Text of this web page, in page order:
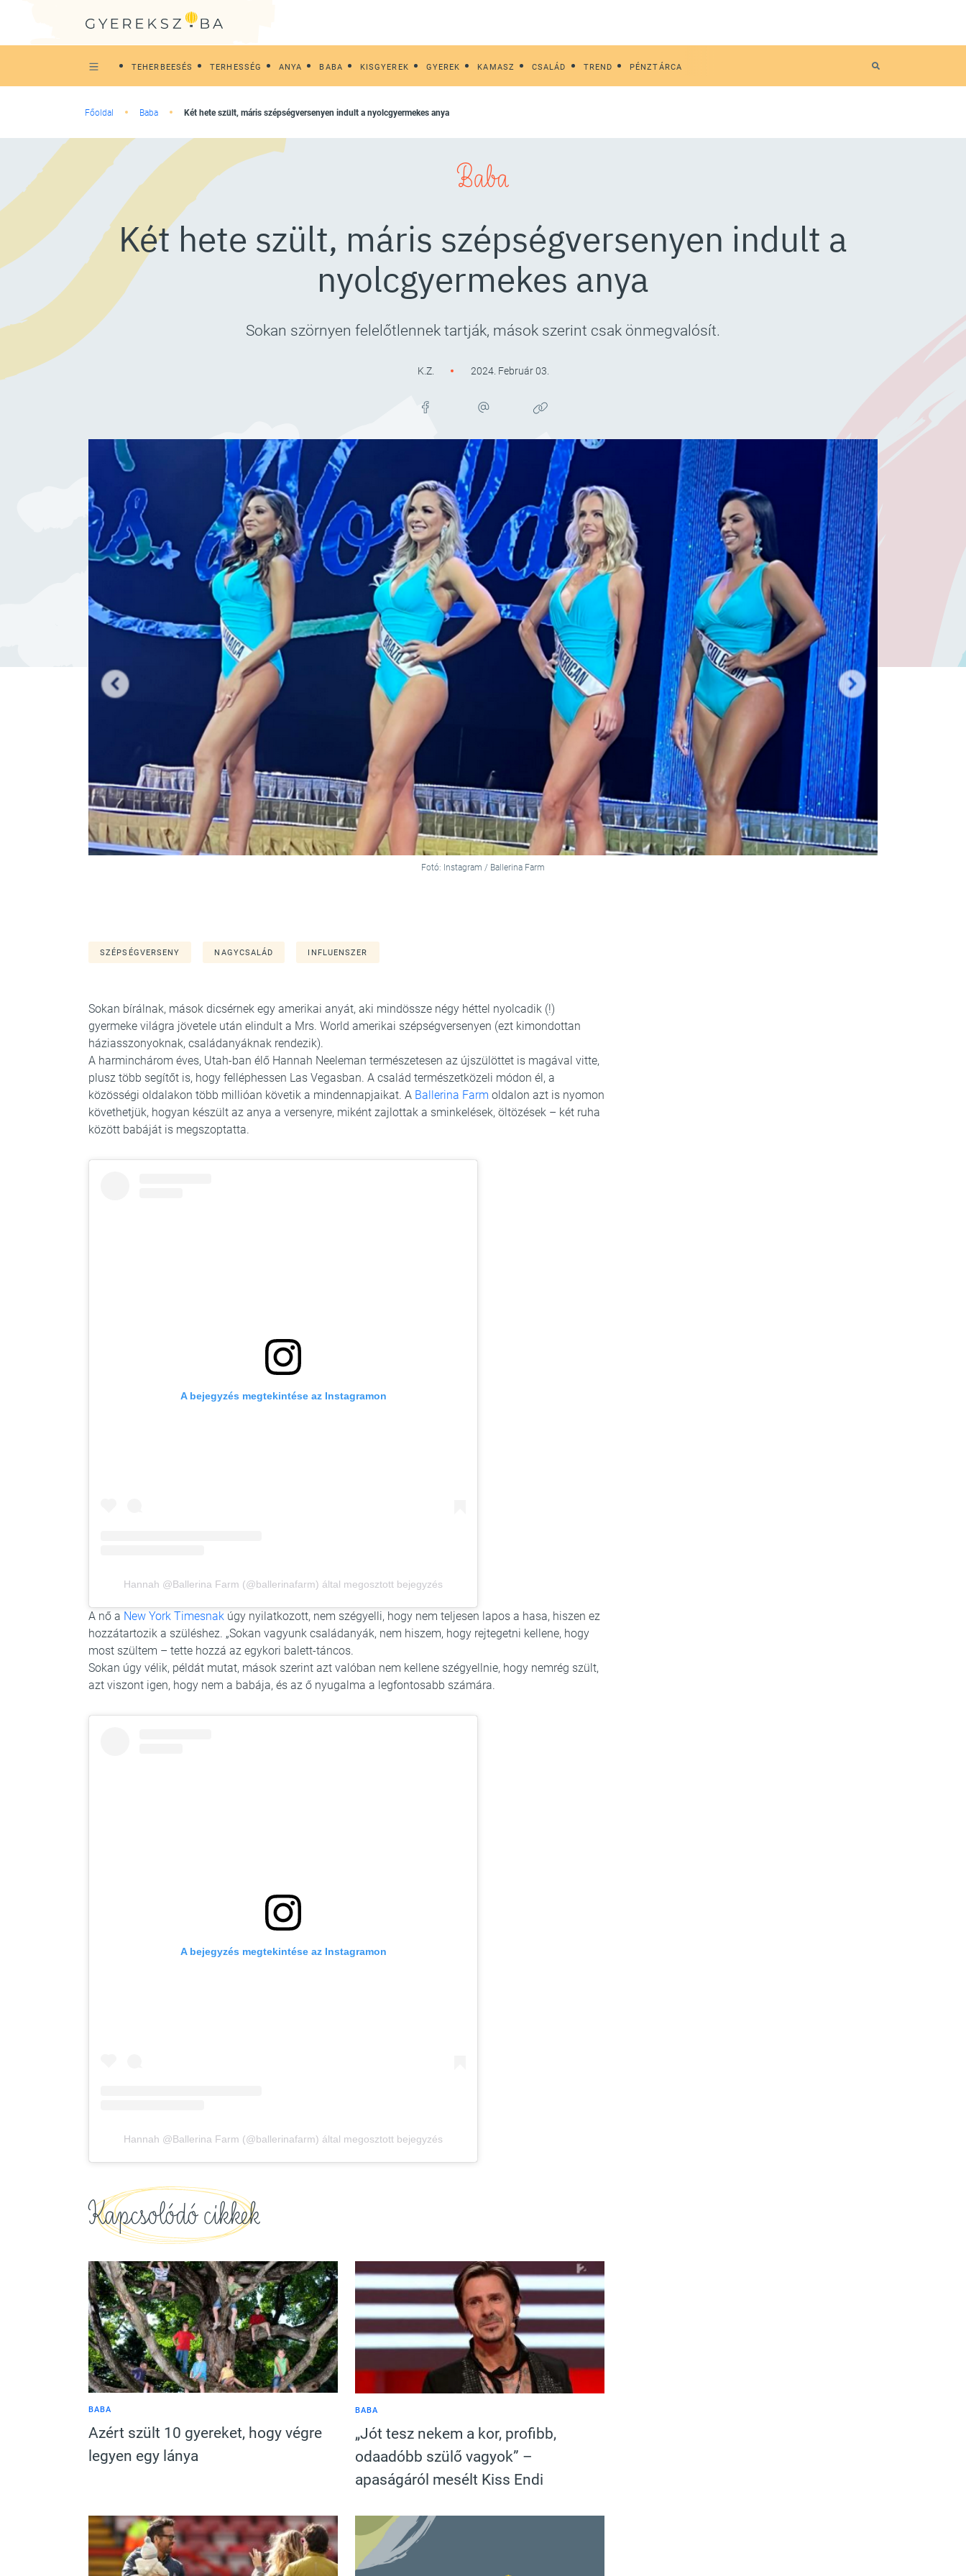
TEHERBEESÉS TERHESSÉG ANYA BABA KISGYEREK GYEREK KAMASZ CSALÁD TREND PÉNZTÁRCA
Főoldal Baba Két hete szült, máris szépségversenyen indult a nyolcgyermekes anya
Baba
Két hete szült, máris szépségversenyen indult a
nyolcgyermekes anya
Sokan szörnyen felelőtlennek tartják, mások szerint csak önmegvalósít.
K.Z. 2024. Február 03.
Fotó: Instagram / Ballerina Farm
SZÉPSÉGVERSENY NAGYCSALÁD INFLUENSZER
Sokan bírálnak, mások dicsérnek egy amerikai anyát, aki mindössze négy héttel nyolcadik (!)
gyermeke világra jövetele után elindult a Mrs. World amerikai szépségversenyen (ezt kimondottan
háziasszonyoknak, családanyáknak rendezik).
A harminchárom éves, Utah-ban élő Hannah Neeleman természetesen az újszülöttet is magával vitte,
plusz több segítőt is, hogy felléphessen Las Vegasban. A család természetközeli módon él, a
közösségi oldalakon több millióan követik a mindennapjaikat. A Ballerina Farm oldalon azt is nyomon
követhetjük, hogyan készült az anya a versenyre, miként zajlottak a sminkelések, öltözések – két ruha
között babáját is megszoptatta.
A bejegyzés megtekintése az Instagramon
Hannah @Ballerina Farm (@ballerinafarm) által megosztott bejegyzés
A nő a New York Timesnak úgy nyilatkozott, nem szégyelli, hogy nem teljesen lapos a hasa, hiszen ez
hozzátartozik a szüléshez. „Sokan vagyunk családanyák, nem hiszem, hogy rejtegetni kellene, hogy
most szültem – tette hozzá az egykori balett-táncos.
Sokan úgy vélik, példát mutat, mások szerint azt valóban nem kellene szégyellnie, hogy nemrég szült,
azt viszont igen, hogy nem a babája, és az ő nyugalma a legfontosabb számára.
A bejegyzés megtekintése az Instagramon
Hannah @Ballerina Farm (@ballerinafarm) által megosztott bejegyzés
Kapcsolódó cikkek
BABA
Azért szült 10 gyereket, hogy végre
legyen egy lánya
BABA
„Jót tesz nekem a kor, profibb,
odaadóbb szülő vagyok” –
apaságáról mesélt Kiss Endi